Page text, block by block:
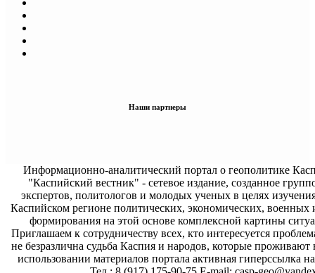
Наши партнеры
Информационно-аналитический портал о геополитике
"Каспийский вестник" - сетевое издание, созданное
экспертов, политологов и молодых ученых в целях
Каспийском регионе политических, экономических, военных
формирования на этой основе комплексной картины
Приглашаем к сотрудничеству всех, кто интересуется
не безразлична судьба Каспия и народов, которые проживают
использовании материалов портала активная гиперссылка на